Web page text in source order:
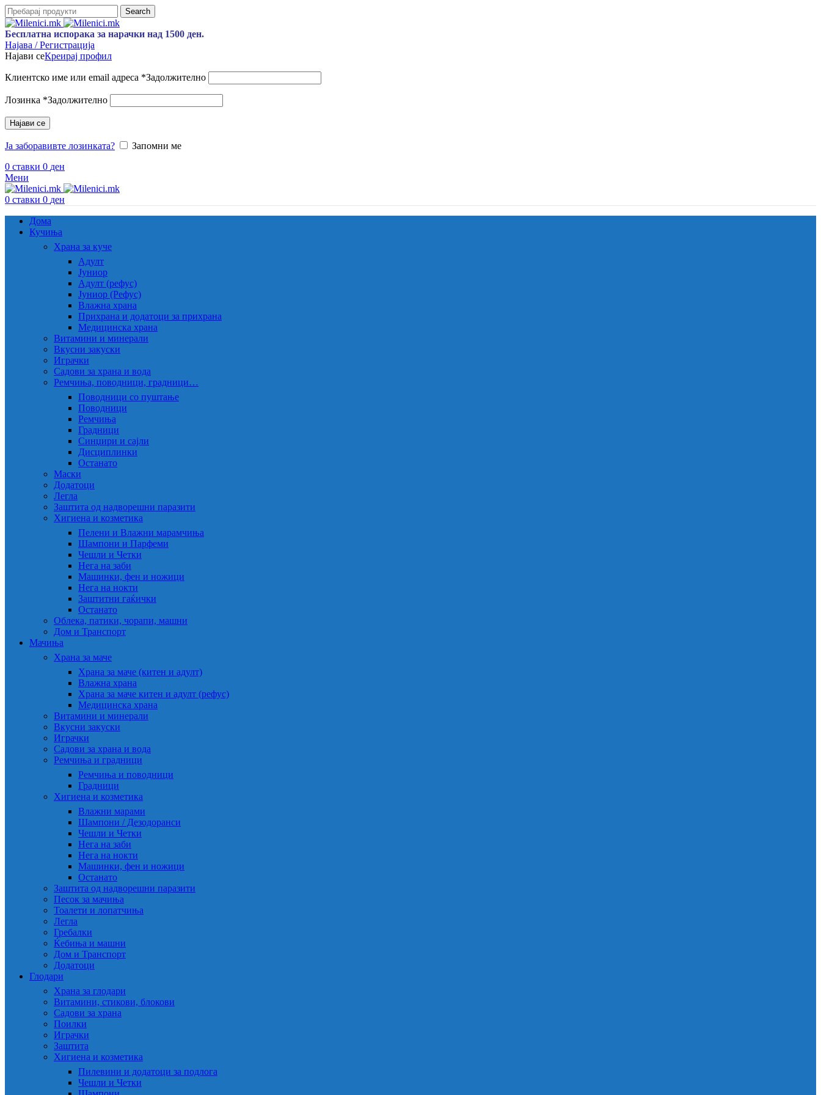
Search
Бесплатна испорака за нарачки над 1500 ден.
Најава / Регистрација
Најави сеКреирај профил
Клиентско име или email адреса *Задолжително
Лозинка *Задолжително
Најави се
Ја заборавивте лозинката?
Запомни ме
0 ставки 0 ден
Мени
0 ставки 0 ден
Дома
Кучиња
Храна за куче
Адулт
Јуниор
Адулт (рефус)
Јуниор (Рефус)
Влажна храна
Прихрана и додатоци за прихрана
Медицинска храна
Витамини и минерали
Вкусни закуски
Играчки
Садови за храна и вода
Ремчиња, поводници, градници…
Поводници со пуштање
Поводници
Ремчиња
Градници
Синџири и сајли
Дисциплинки
Останато
Маски
Додатоци
Легла
Заштита од надворешни паразити
Хигиена и козметика
Пелени и Влажни марамчиња
Шампони и Парфеми
Чешли и Четки
Нега на заби
Машинки, фен и ножици
Нега на нокти
Заштитни гаќички
Останато
Облека, патики, чорапи, машни
Дом и Транспорт
Мачиња
Храна за маче
Храна за маче (китен и адулт)
Влажна храна
Храна за маче китен и адулт (рефус)
Медицинска храна
Витамини и минерали
Вкусни закуски
Играчки
Садови за храна и вода
Ремчиња и градници
Ремчиња и поводници
Градници
Хигиена и козметика
Влажни марами
Шампони / Дезодоранси
Чешли и Четки
Нега на заби
Нега на нокти
Машинки, фен и ножици
Останато
Заштита од надворешни паразити
Песок за мачиња
Тоалети и лопатчиња
Легла
Гребалки
Ќебиња и машни
Дом и Транспорт
Додатоци
Глодари
Храна за глодари
Витамини, стикови, блокови
Садови за храна
Поилки
Играчки
Заштита
Хигиена и козметика
Пилевини и додатоци за подлога
Чешли и Четки